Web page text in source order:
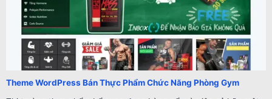
Theme WordPress Bán Thực Phẩm Chức Năng Phòng Gym